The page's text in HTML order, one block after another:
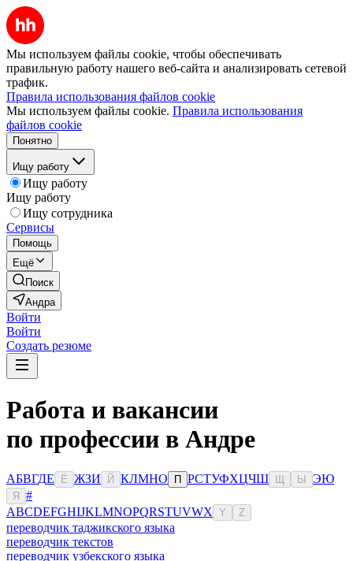
Мы используем файлы cookie, чтобы обеспечивать
правильную работу нашего веб-сайта и анализировать сетевой
трафик.
Правила использования файлов cookie
Мы используем файлы cookie. Правила использования
файлов cookie
Понятно
Ищу работу
Ищу работу
Ищу работу
Ищу сотрудника
Сервисы
Помощь
Ещё
Поиск
Андра
Войти
Войти
Создать резюме
Работа и вакансии
по профессии в Андре
АБВГДЕ Ё ЖЗИ Й КЛМНО П РСТУФХЦЧШ Ы ЭЮ
Я
#
ABCDEFGHIJKLMNOPQRSTUVWX Y Z
переводчик таджикского языка
переводчик текстов
переводчик узбекского языка